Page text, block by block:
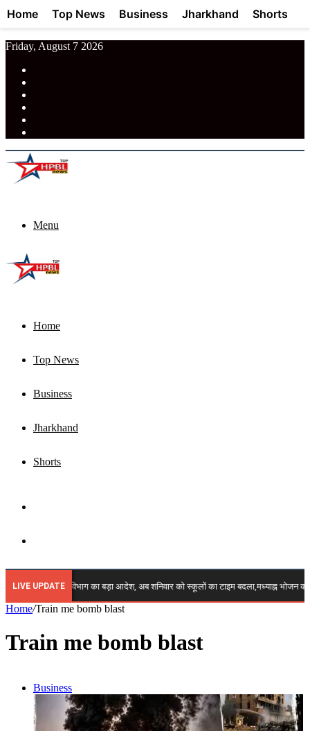
Friday, August 7 2026
Menu
Home
Top News
Business
Jharkhand
Shorts
for
LIVE UPDATE
🔴 ब्रेकिंग: शिक्षा विभाग का बड़ा आदेश, अब शनिवार को स्कूलों का टाइम बदला,मध्याह्न भोजन
Home/Train me bomb blast
Train me bomb blast
Business
Home Top News Business Jharkhand Shorts